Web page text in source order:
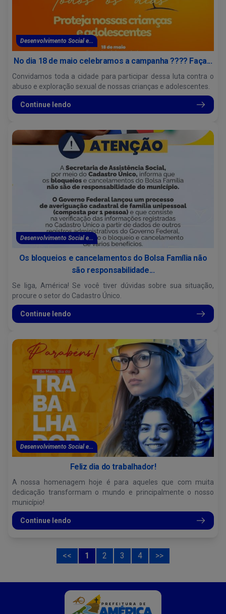
Desenvolvimento Social e...
No dia 18 de maio celebramos a campanha ???? Faça...
Convidamos toda a cidade para participar dessa luta contra o
abuso e exploração sexual de nossas crianças e adolescentes.
Continue lendo
Desenvolvimento Social e...
Os bloqueios e cancelamentos do Bolsa Família não
são responsabilidade...
Se liga, América! Se você tiver dúvidas sobre sua situação,
procure o setor do Cadastro Único.
Continue lendo
Desenvolvimento Social e...
Feliz dia do trabalhador!
A nossa homenagem hoje é para aqueles que com muita
dedicação transformam o mundo e principalmente o nosso
município!
Continue lendo
<< 1 2 3 4 >>